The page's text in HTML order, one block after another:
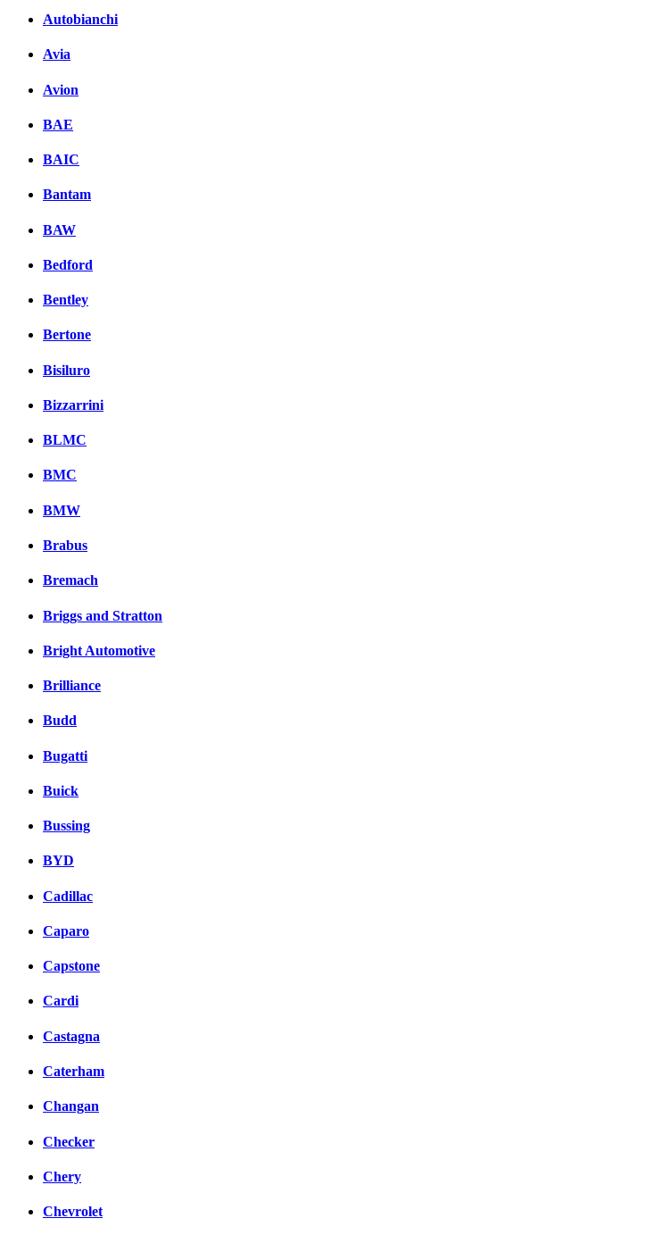
Autobianchi
Avia
Avion
BAE
BAIC
Bantam
BAW
Bedford
Bentley
Bertone
Bisiluro
Bizzarrini
BLMC
BMC
BMW
Brabus
Bremach
Briggs and Stratton
Bright Automotive
Brilliance
Budd
Bugatti
Buick
Bussing
BYD
Cadillac
Caparo
Capstone
Cardi
Castagna
Caterham
Changan
Checker
Chery
Chevrolet